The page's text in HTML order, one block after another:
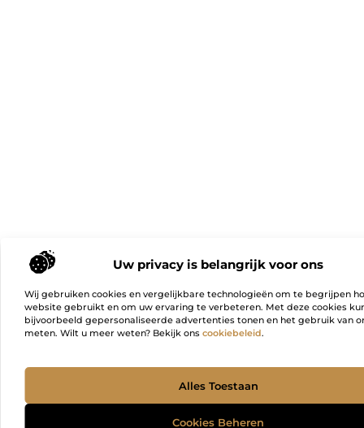
Uw privacy is belangrijk voor ons
Wij gebruiken cookies en vergelijkbare technologieën om te begrijpen
website gebruikt en om uw ervaring te verbeteren. Met deze cookies
bijvoorbeeld gepersonaliseerde advertenties tonen en het gebruik van
meten. Wilt u meer weten? Bekijk ons cookiebeleid.
Alles Toestaan
Cookies Beheren